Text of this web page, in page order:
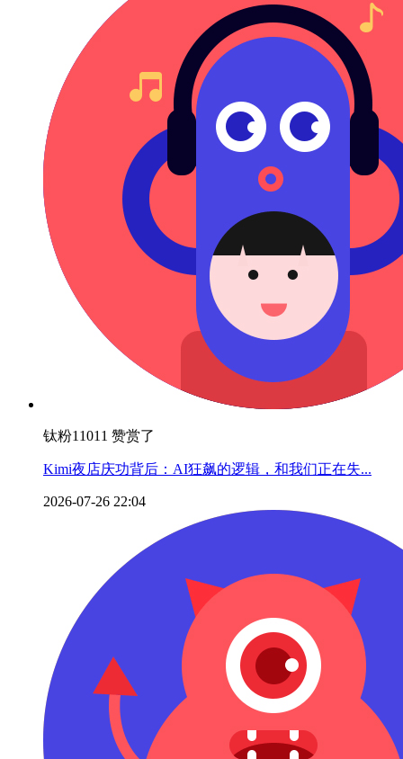
钛粉11011 赞赏了
Kimi夜店庆功背后：AI狂飙的逻辑，和我们正在失...
2026-07-26 22:04